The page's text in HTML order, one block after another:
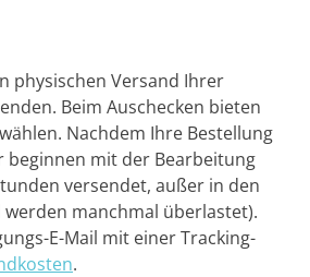
physischen Versand Ihrer
Beim Auschecken bieten
Nachdem Ihre Bestellung
beginnen mit der Bearbeitung
versendet, außer in den
manchmal überlastet).
E-Mail mit einer Tracking-
.